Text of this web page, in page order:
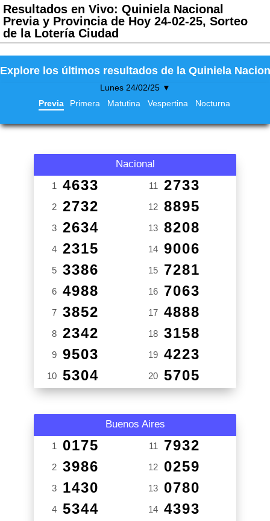
Resultados en Vivo: Quiniela Nacional
Previa y Provincia de Hoy 24-02-25, Sorteo
de la Lotería Ciudad
Explore los últimos resultados de la Quiniela
Lunes 24/02/25 ▼
Previa
Primera Matutina Vespertina Nocturna
Nacional
1 4633
2 2732
3 2634
4 2315
5 3386
6 4988
7 3852
8 2342
9 9503
10 5304
11 2733
12 8895
13 8208
14 9006
15 7281
16 7063
17 4888
18 3158
19 4223
20 5705
Buenos Aires
1 0175
2 3986
3 1430
4 5344
11 7932
12 0259
13 0780
14 4393